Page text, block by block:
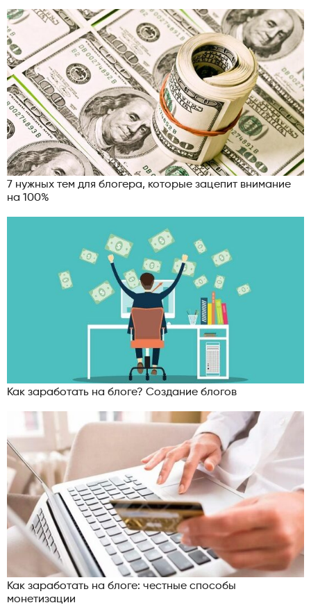
7 нужных тем для блогера, которые зацепит внимание
на 100%
Как заработать на блоге? Создание блогов
Как заработать на блоге: честные способы
монетизации